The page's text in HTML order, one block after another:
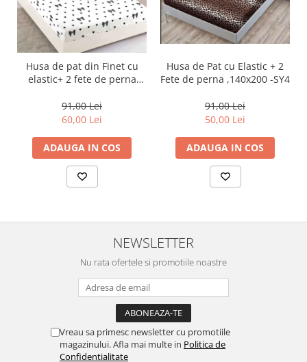
Husa de pat din Finet cu
elastic+ 2 fete de perna
91,00 Lei
60,00 Lei
ADAUGA IN COS
Husa de Pat cu Elastic + 2
Fete de perna ,140x200 -SY4
91,00 Lei
50,00 Lei
ADAUGA IN COS
NEWSLETTER
Nu rata ofertele si promotiile noastre
Vreau sa primesc newsletter cu promotiile
magazinului. Afla mai multe in Politica de
Confidentialitate